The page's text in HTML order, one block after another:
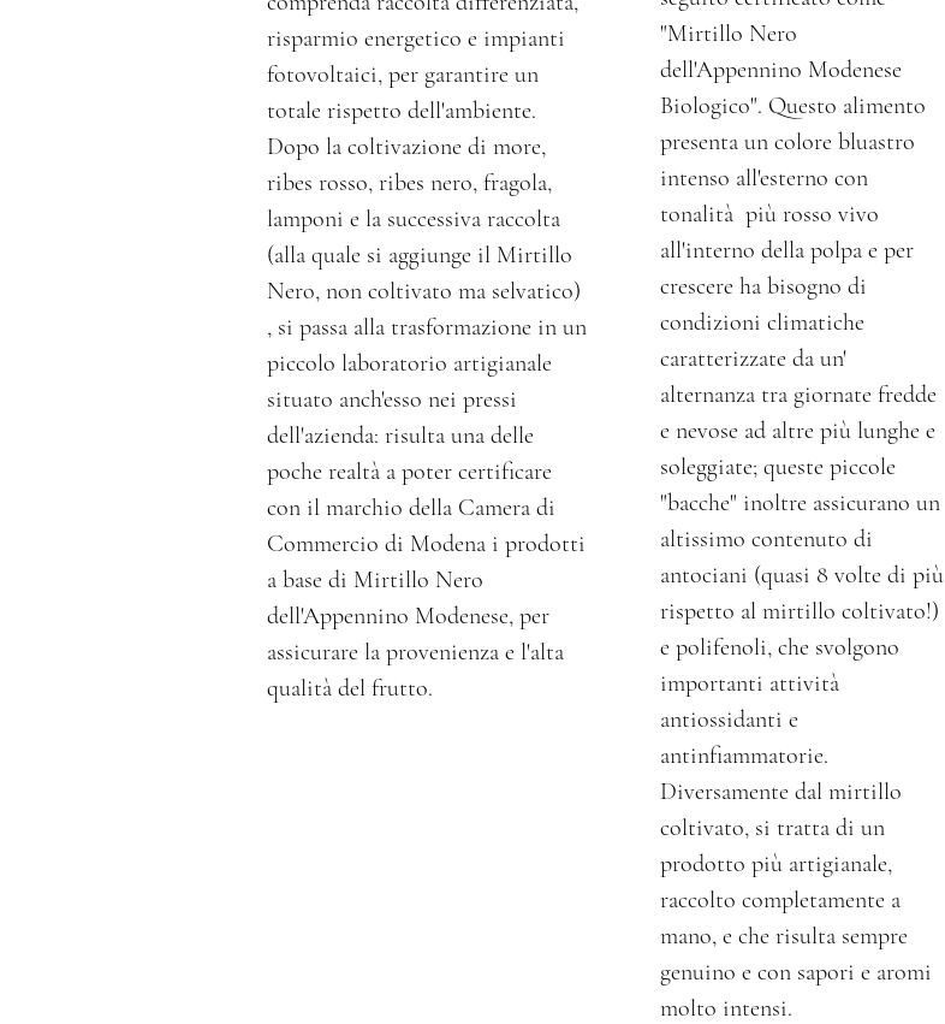
risparmio energetico e impianti
fotovoltaici, per garantire un
totale rispetto dell'ambiente.
Dopo la coltivazione di more,
ribes rosso, ribes nero, fragola,
lamponi e la successiva raccolta
(alla quale si aggiunge il Mirtillo
Nero, non coltivato ma selvatico)
, si passa alla trasformazione in un
piccolo laboratorio artigianale
situato anch'esso nei pressi
dell'azienda: risulta una delle
poche realtà a poter certificare
con il marchio della Camera di
Commercio di Modena i prodotti
a base di Mirtillo Nero
dell'Appennino Modenese, per
assicurare la provenienza e l'alta
qualità del frutto.
"Mirtillo Nero
dell'Appennino Modenese
Biologico". Questo alimento
presenta un colore bluastro
intenso all'esterno con
tonalità più rosso vivo
all'interno della polpa e per
crescere ha bisogno di
condizioni climatiche
caratterizzate da un'
alternanza tra giornate fredde
e nevose ad altre più lunghe e
soleggiate; queste piccole
"bacche" inoltre assicurano un
altissimo contenuto di
antociani (quasi 8 volte di più
rispetto al mirtillo coltivato!)
e polifenoli, che svolgono
importanti attività
antiossidanti e
antinfiammatorie.
Diversamente dal mirtillo
coltivato, si tratta di un
prodotto più artigianale,
raccolto completamente a
mano, e che risulta sempre
genuino e con sapori e aromi
molto intensi.